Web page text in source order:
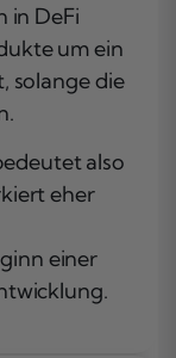
in DeFi
um ein
solange die
also
eher
einer